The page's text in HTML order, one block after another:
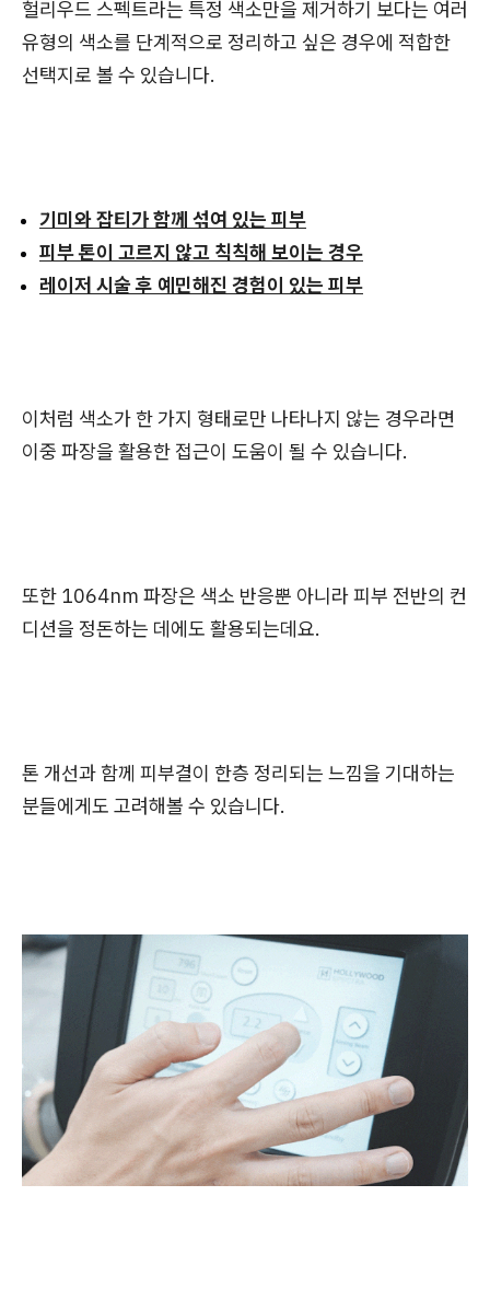
헐리우드 스펙트라는 특정 색소만을 제거하기 보다는 여러
유형의 색소를 단계적으로 정리하고 싶은 경우에 적합한
선택지로 볼 수 있습니다.
기미와 잡티가 함께 섞여 있는 피부
피부 톤이 고르지 않고 칙칙해 보이는 경우
레이저 시술 후 예민해진 경험이 있는 피부
이처럼 색소가 한 가지 형태로만 나타나지 않는 경우라면
이중 파장을 활용한 접근이 도움이 될 수 있습니다.
또한 1064nm 파장은 색소 반응뿐 아니라 피부 전반의 컨
디션을 정돈하는 데에도 활용되는데요.
톤 개선과 함께 피부결이 한층 정리되는 느낌을 기대하는
분들에게도 고려해볼 수 있습니다.